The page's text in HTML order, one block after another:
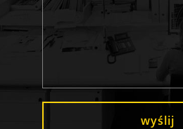
wyślij